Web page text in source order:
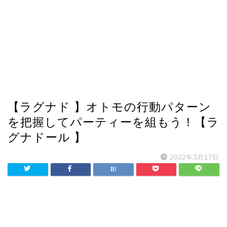
【ラグナド 】オトモの行動パターン
を把握してパーティーを組もう！【ラ
グナドール 】
2022年3月17日